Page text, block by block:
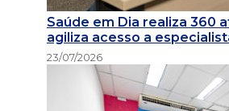
Saúde em Dia realiza 360
agiliza acesso a
23/07/2026